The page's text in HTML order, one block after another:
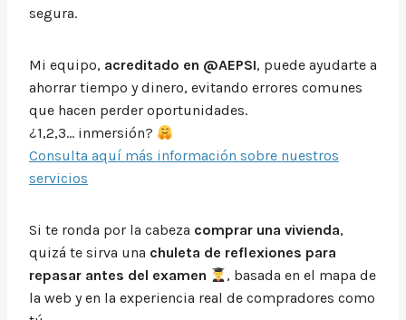
segura.
Mi equipo, acreditado en @AEPSI, puede ayudarte a
ahorrar tiempo y dinero, evitando errores comunes
que hacen perder oportunidades.
¿1,2,3… inmersión?
Consulta aquí más información sobre nuestros
servicios
Si te ronda por la cabeza comprar una vivienda,
quizá te sirva una chuleta de reflexiones para
repasar antes del examen
, basada en el mapa de
la web y en la experiencia real de compradores como